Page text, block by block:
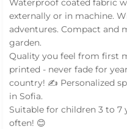
Waterproof coated fabric
externally or in machine.
adventures. Compact and
garden.
Quality you feel from first
printed - never fade for
country! ✍️ Personalized
in Sofia.
Suitable for children 3 to 7
often! 😊